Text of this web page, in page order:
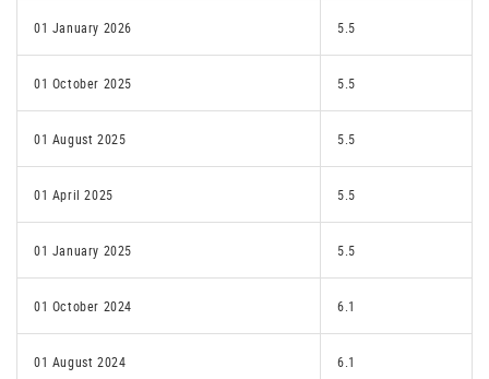
01 January 2026 5.5
01 October 2025 5.5
01 August 2025 5.5
01 April 2025 5.5
01 January 2025 5.5
01 October 2024 6.1
01 August 2024 6.1